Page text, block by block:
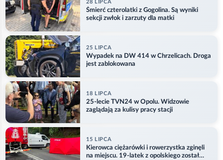
28 LIPCA
Śmierć czterolatki z Gogolina. Są wyniki
sekcji zwłok i zarzuty dla matki
25 LIPCA
Wypadek na DW 414 w Chrzelicach. Droga
jest zablokowana
18 LIPCA
25-lecie TVN24 w Opolu. Widzowie
zaglądają za kulisy pracy stacji
15 LIPCA
Kierowca ciężarówki i rowerzystka zginęli
na miejscu. 19-latek z opolskiego został